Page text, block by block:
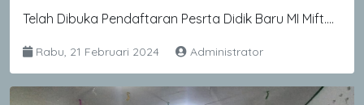
Telah Dibuka Pendaftaran Pesrta Didik Baru MI Mift....
Rabu, 21 Februari 2024 Administrator